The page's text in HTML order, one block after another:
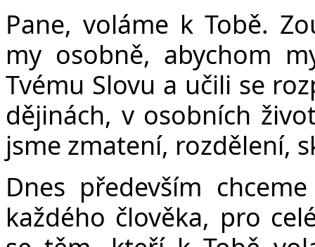
Pane, voláme k Tobě.
my osobně, abychom
Tvému Slovu a učili se
dějinách, v osobních
jsme zmatení, rozdělení,
Dnes především
každého člověka, pro